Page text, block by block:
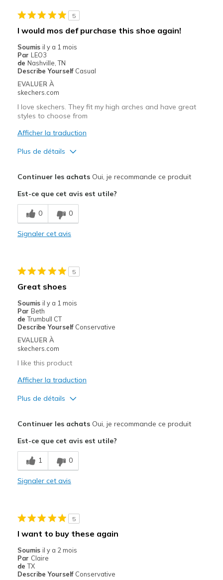
Sizing
Feels true to size
View On Shoes
Shoes are for Wearing
5
I would mos def purchase this shoe again!
Soumis il y a 1 mois
Par LEO3
de Nashville, TN
Describe Yourself Casual
EVALUER À
skechers.com
I love skechers. They fit my high arches and have great
styles to choose from
Afficher la traduction
Plus de détails
Breathe Well
Comfortable
Les meilleures utilisations
Going Out
View On Shoes
I'm Into Shoes
Continuer les achatsOui, je recommande ce produit
Est-ce que cet avis est utile?
0 0
Signaler cet avis
5
Great shoes
Soumis il y a 1 mois
Par Beth
de Trumbull CT
Describe Yourself Conservative
EVALUER À
skechers.com
I like this product
Afficher la traduction
Plus de détails
Les meilleures utilisations
Casual Wear
View On Shoes
Shoes are for Wearing
Continuer les achatsOui, je recommande ce produit
Est-ce que cet avis est utile?
1 0
Signaler cet avis
5
I want to buy these again
Soumis il y a 2 mois
Par Claire
de TX
Describe Yourself Conservative